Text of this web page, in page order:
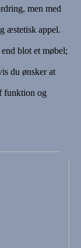
men med
æstetisk appel.
blot et møbel;
du ønsker at
funktion og